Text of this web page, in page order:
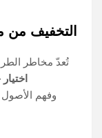
التخفيف من
تُعدّ مخاطر
وفهم الأصول